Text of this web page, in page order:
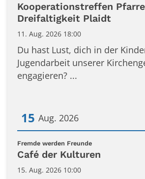
Kooperationstreffen
Dreifaltigkeit Plaidt
11. Aug. 2026 18:00
Du hast Lust, dich in der
Jugendarbeit unserer
engagieren? ...
15 Aug. 2026
Datum: 15. August 2026
Fremde werden Freunde:
Café der Kulturen
15. Aug. 2026 10:00